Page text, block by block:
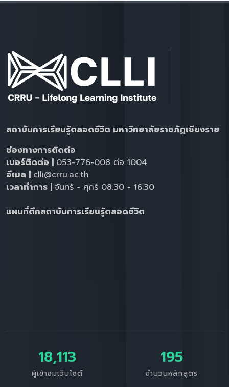
สถาบันการเรียนรู้ตลอดชีวิต มหาวิทยาลัยราชภัฏเชียงราย
ช่องทางการติดต่อ
เบอร์ติดต่อ | 053-776-008 ต่อ 1004
อีเมล | clli@crru.ac.th
เวลาทำการ | จันทร์ - ศุกร์ 08:30 - 16:30
แผนที่ตึกสถาบันการเรียนรู้ตลอดชีวิต
18,113
ผู้เข้าชมเว็บไซต์
195
จำนวนหลักสูตร